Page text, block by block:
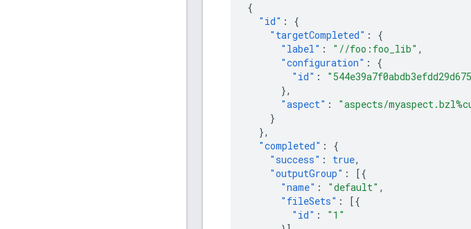
{
"id" :
{
"targetCompleted" :
{
"label" : "//foo:foo_lib" ,
"configuration" :
{
"id" :
},
"aspect" :
"aspects/
}
},
"completed" :
{
"success" : true,
"outputGroup" :
[{
"name" : "default" ,
"fileSets" :
[{
"id" :
"1"